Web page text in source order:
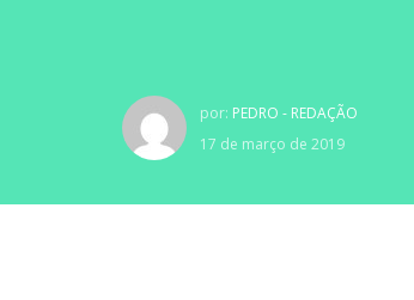
por: PEDRO - REDAÇÃO
17 de março de 2019